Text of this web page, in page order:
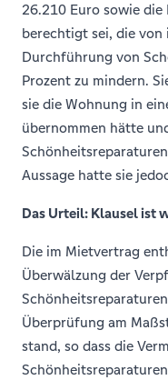
26.210 Euro sowie
berechtigt sei, die
Durchführung von
Prozent zu mindern.
sie die Wohnung in
übernommen hätte
Aussage hatte sie
Das Urteil: Klausel ist
Die im Mietvertrag
Überwälzung der
Überprüfung am
stand, so dass die